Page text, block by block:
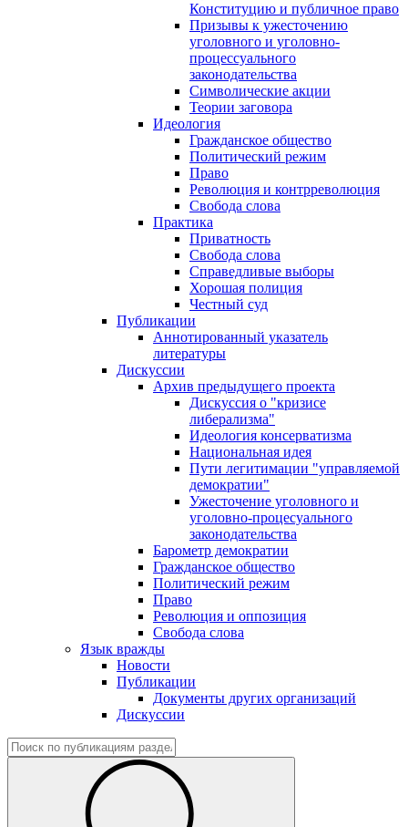
Конституцию и публичное право
Призывы к ужесточению
уголовного и уголовно-
процессуального
законодательства
Символические акции
Теории заговора
Идеология
Гражданское общество
Политический режим
Право
Революция и контрреволюция
Свобода слова
Практика
Приватность
Свобода слова
Справедливые выборы
Хорошая полиция
Честный суд
Публикации
Аннотированный указатель
литературы
Дискуссии
Архив предыдущего проекта
Дискуссия о "кризисе
либерализма"
Идеология консерватизма
Национальная идея
Пути легитимации "управляемой
демократии"
Ужесточение уголовного и
уголовно-процесуального
законодательства
Барометр демократии
Гражданское общество
Политический режим
Право
Революция и оппозиция
Свобода слова
Язык вражды
Новости
Публикации
Документы других организаций
Дискуссии